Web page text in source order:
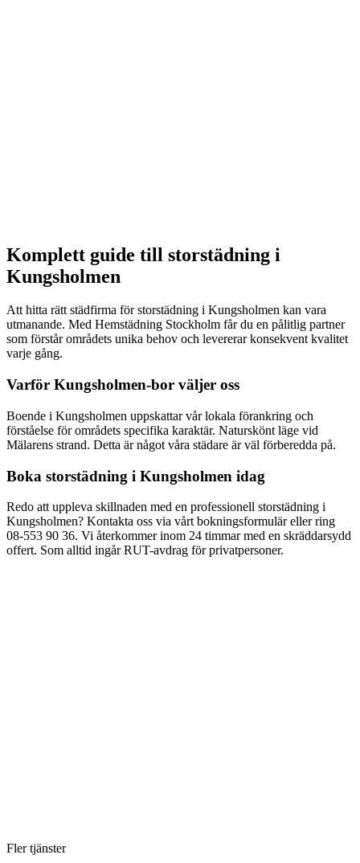
Komplett guide till storstädning i
Kungsholmen
Att hitta rätt städfirma förstorstädning i Kungsholmen kan vara
utmanande. Med Hemstädning Stockholm får du en pålitlig partner
som förstår områdets unika behov och levererar konsekvent kvalitet
varje gång.
Varför Kungsholmen-bor väljer oss
Boende i Kungsholmen uppskattar vår lokala förankring och
förståelse för områdets specifika karaktär. Naturskönt läge vid
Mälarens strand. Detta är något våra städare är väl förberedda på.
Boka storstädning i Kungsholmen idag
Redo att uppleva skillnaden med en professionell storstädning i
Kungsholmen? Kontakta oss via vårt bokningsformulär eller ring
08-553 90 36. Vi återkommer inom 24 timmar med en skräddarsydd
offert. Som alltid ingår RUT-avdrag för privatpersoner.
Fler tjänster